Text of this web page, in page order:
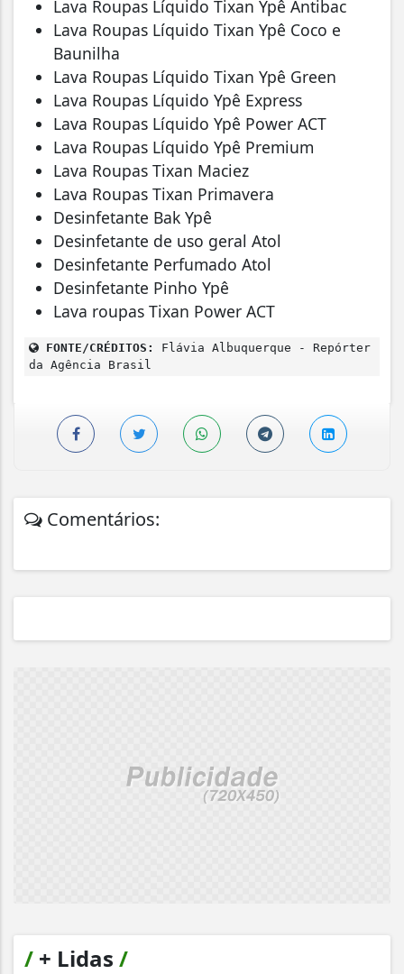
Lava Roupas Líquido Tixan Ypê Antibac
Lava Roupas Líquido Tixan Ypê Coco e
Baunilha
Lava Roupas Líquido Tixan Ypê Green
Lava Roupas Líquido Ypê Express
Lava Roupas Líquido Ypê Power ACT
Lava Roupas Líquido Ypê Premium
Lava Roupas Tixan Maciez
Lava Roupas Tixan Primavera
Desinfetante Bak Ypê
Desinfetante de uso geral Atol
Desinfetante Perfumado Atol
Desinfetante Pinho Ypê
Lava roupas Tixan Power ACT
FONTE/CRÉDITOS:
Flávia Albuquerque - Repórter
da Agência Brasil
Comentários:
/ + Lidas /